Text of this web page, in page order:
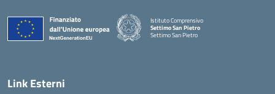
Istituto Comprensivo
Settimo San Pietro
Settimo San Pietro
Link Esterni